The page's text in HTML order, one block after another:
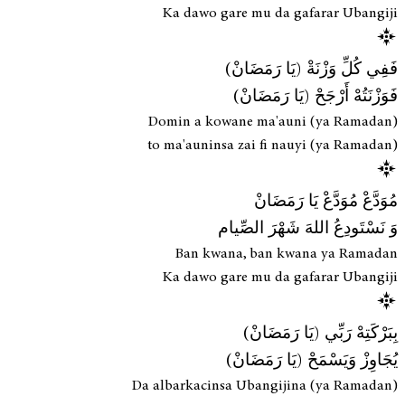
Ka dawo gare mu da gafarar Ubangiji
فَفِي كُلِّ وَزْنَةْ (يَا رَمَضَانْ)
فَوَزْنَتُهْ أَرْجَحْ (يَا رَمَضَانْ)
Domin a kowane ma'auni (ya Ramadan)
to ma'auninsa zai fi nauyi (ya Ramadan)
مُوَدَّعْ مُوَدَّعْ يَا رَمَضَانْ
وَ نَسْتَودِعُ اللهَ شَهْرَ الصِّيام
Ban kwana, ban kwana ya Ramadan
Ka dawo gare mu da gafarar Ubangiji
بِبَرْكَتِهْ رَبِّي (يَا رَمَضَانْ)
يُجَاوِزْ وَيَسْمَحْ (يَا رَمَضَانْ)
Da albarkacinsa Ubangijina (ya Ramadan)